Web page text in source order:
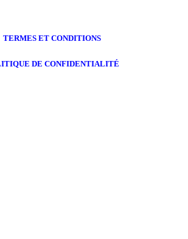
TERMES ET CONDITIONS
DE CONFIDENTIALITÉ